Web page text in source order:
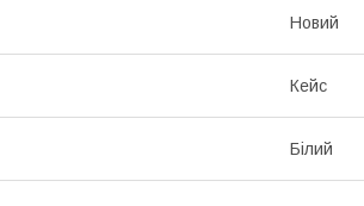
Новий
Кейс
Білий